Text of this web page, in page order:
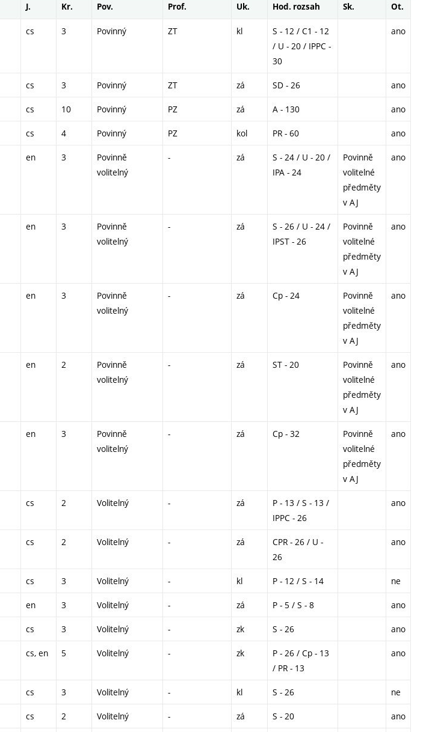
J. Kr. Pov. Prof. Uk. Hod. rozsah Sk. Ot.
cs 3 Povinný ZT kl
S - 12 / C1 - 12
/ U - 20 / IPPC -
30
ano
cs 3 Povinný ZT zá SD - 26 ano
cs 10 Povinný PZ zá A - 130 ano
cs 4 Povinný PZ kol PR - 60 ano
en 3
Povinně
volitelný
- zá
S - 24 / U - 20 /
IPA - 24
Povinně
volitelné
předměty
v AJ
ano
en 3
Povinně
volitelný
- zá
S - 26 / U - 24 /
IPST - 26
Povinně
volitelné
předměty
v AJ
ano
en 3
Povinně
volitelný
- zá Cp - 24
Povinně
volitelné
předměty
v AJ
ano
en 2
Povinně
volitelný
- zá ST - 20
Povinně
volitelné
předměty
v AJ
ano
en 3
Povinně
volitelný
- zá Cp - 32
Povinně
volitelné
předměty
v AJ
ano
cs 2 Volitelný - zá
P - 13 / S - 13 /
IPPC - 26
ano
cs 2 Volitelný - zá
CPR - 26 / U -
26
ano
cs 3 Volitelný - kl P - 12 / S - 14 ne
en 3 Volitelný - zá P - 5 / S - 8 ano
cs 3 Volitelný - zk S - 26 ano
cs, en 5 Volitelný - zk
P - 26 / Cp - 13
/ PR - 13
ano
cs 3 Volitelný - kl S - 26 ne
cs 2 Volitelný - zá S - 20 ano